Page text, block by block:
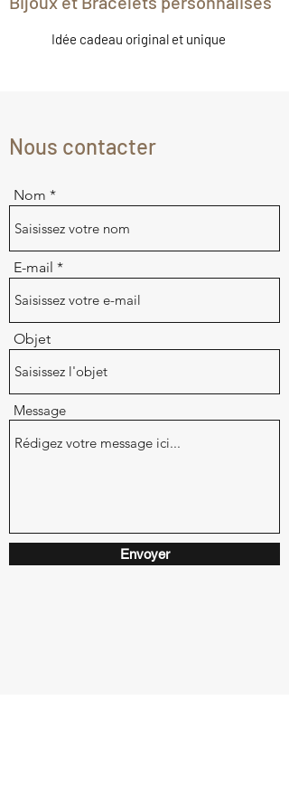
Nous contacter
Nom
E-mail
Objet
Message
Envoyer
Idée cadeau original et unique